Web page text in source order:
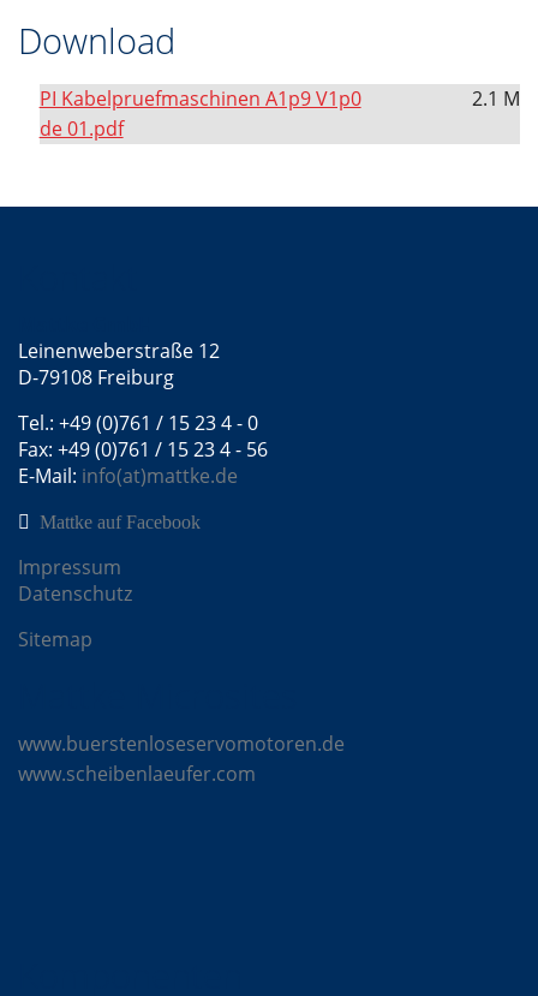
Download
PI Kabelpruefmaschinen A1p9 V1p0
de 01.pdf
2.1 M
Leinenweberstraße 12
D-79108 Freiburg
Tel.: +49 (0)761 / 15 23 4 - 0
Fax: +49 (0)761 / 15 23 4 - 56
E-Mail: info(at)mattke.de
Mattke auf Facebook
Impressum
Datenschutz
Sitemap
www.buerstenloseservomotoren.de
www.scheibenlaeufer.com